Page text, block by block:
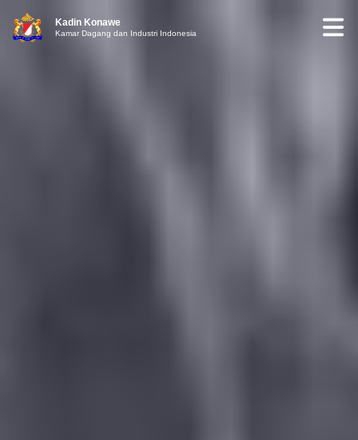
Kadin Konawe
Kamar Dagang dan Industri Indonesia